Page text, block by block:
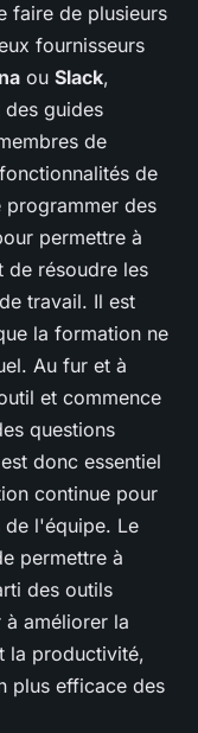
faire de plusieurs
fournisseurs
ou Slack,
guides
de
de
des
permettre à
de résoudre les
travail. Il est
la formation ne
Au fur et à
et commence
questions
donc essentiel
continue pour
de l'équipe. Le
permettre à
des outils
améliorer la
la productivité,
plus efficace des